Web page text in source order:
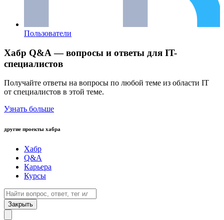
Пользователи
Хабр Q&A — вопросы и ответы для IT-
специалистов
Получайте ответы на вопросы по любой теме из области IT
от специалистов в этой теме.
Узнать больше
другие проекты хабра
Хабр
Q&A
Карьера
Курсы
Закрыть